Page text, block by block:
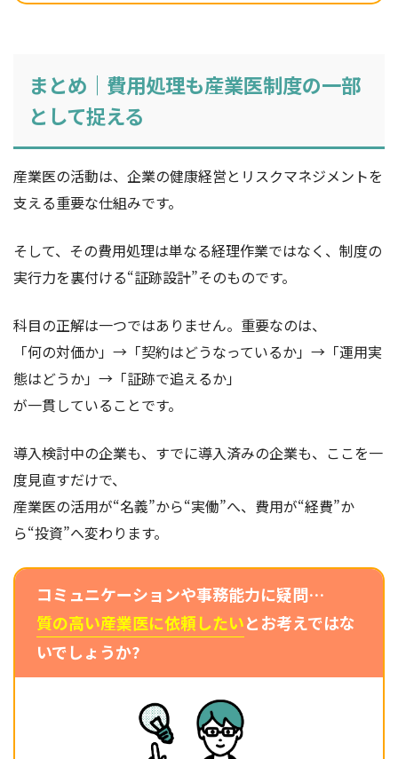
まとめ｜費用処理も産業医制度の一部
として捉える
産業医の活動は、企業の健康経営とリスクマネジメントを
支える重要な仕組みです。
そして、その費用処理は単なる経理作業ではなく、制度の
実行力を裏付ける“証跡設計”そのものです。
科目の正解は一つではありません。重要なのは、
「何の対価か」→「契約はどうなっているか」→「運用実
態はどうか」→「証跡で追えるか」
が一貫していることです。
導入検討中の企業も、すでに導入済みの企業も、ここを一
度見直すだけで、
産業医の活用が“名義”から“実働”へ、費用が“経費”か
ら“投資”へ変わります。
コミュニケーションや事務能力に疑問…
質の高い産業医に依頼したいとお考えではな
いでしょうか?